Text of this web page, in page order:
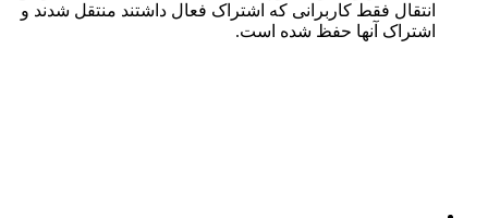
انتقال فقط کاربرانی که اشتراک فعال داشتند منتقل شدند و
اشتراک آنها حفظ شده است.